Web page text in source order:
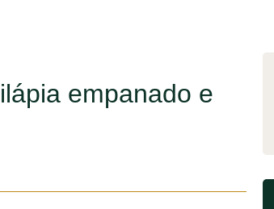
empanado e